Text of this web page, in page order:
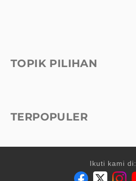
TOPIK PILIHAN
TERPOPULER
Ikuti kami di: